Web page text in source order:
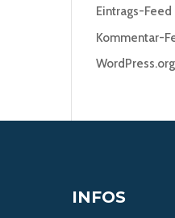
Eintrags-Feed
Kommentar-
WordPress.org
INFOS